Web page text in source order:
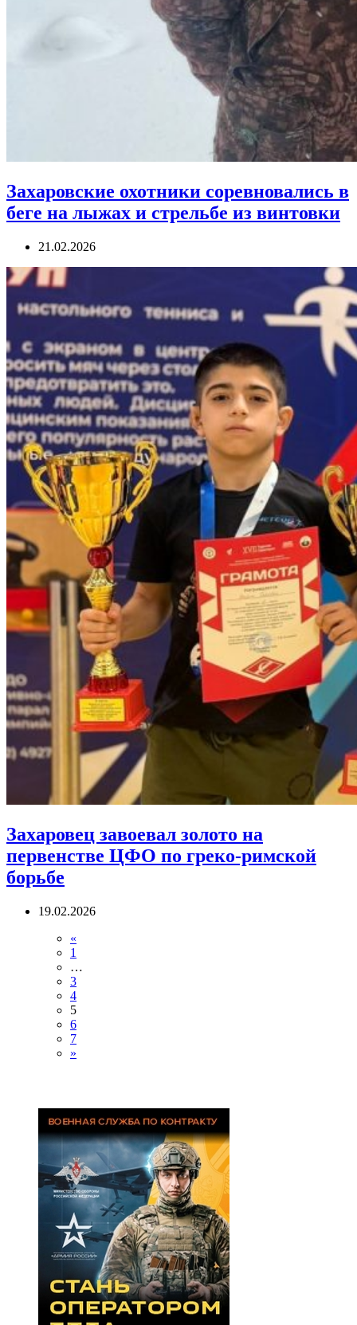
Захаровские охотники соревновались в
беге на лыжах и стрельбе из винтовки
21.02.2026
Захаровец завоевал золото на
первенстве ЦФО по греко-римской
борьбе
19.02.2026
«
1
…
3
4
5
6
7
»